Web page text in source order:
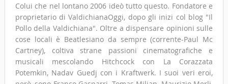
Colui che nel lontano 2006 ideò tutto questo. Fondatore e
proprietario di ValdichianaOggi, dopo gli inizi col blog "Il
Pollo della Valdichiana". Oltre a dispensare opinioni sulle
cose locali è Beatlesiano da sempre (corrente-Paul Mc
Cartney), coltiva strane passioni cinematografiche e
musicali mescolando Hitchcock con La Corazzata
Potemkin, Nadav Guedj con i Kraftwerk. I suoi veri eroi,